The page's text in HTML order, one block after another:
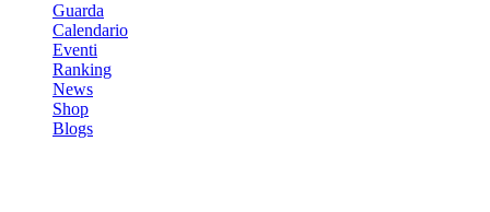
Guarda
Calendario
Eventi
Ranking
News
Shop
Blogs